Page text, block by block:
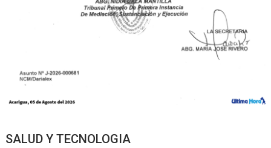
SALUD Y TECNOLOGIA